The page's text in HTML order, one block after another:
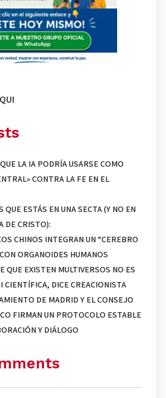
LA IA PODRÍA USARSE COMO
CONTRA LA FE EN EL
QUE ESTÁS EN UNA SECTA (Y NO EN
DE CRISTO):
CHINOS INTEGRAN UN “CEREBRO
ORGANOIDES HUMANOS
QUE EXISTEN MULTIVERSOS NO ES
CIENTÍFICA, DICE CREACIONISTA
DE MADRID Y EL CONSEJO
FIRMAN UN PROTOCOLO ESTABLE
Y DIÁLOGO